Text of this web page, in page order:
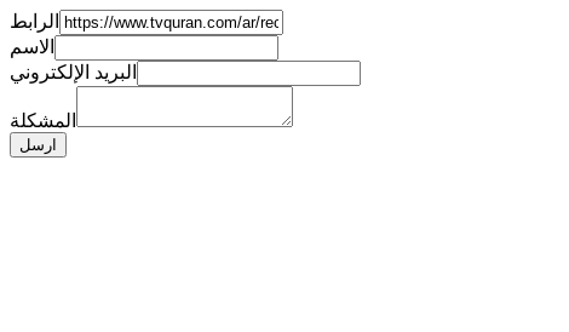
الرابط
الاسم
البريد الإلكتروني
المشكلة
ارسل